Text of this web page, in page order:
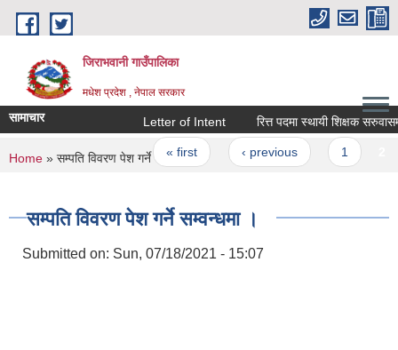
Skip to main content
जिराभवानी गाउँपालिका
मधेश प्रदेश , नेपाल सरकार
सामाचार Letter of Intent रित्त पदमा स्थायी शिक्षक
Pages
« first ‹ previous
You are here
Home » सम्पति विवरण पेश गर्ने सम्वन्धमा ।
सम्पति विवरण पेश गर्ने सम्वन्धमा ।
Submitted on: Sun, 07/18/2021 - 15:07